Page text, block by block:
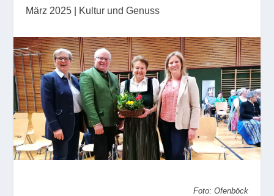
März 2025
Kultur und Genuss
Foto: Ofenböck